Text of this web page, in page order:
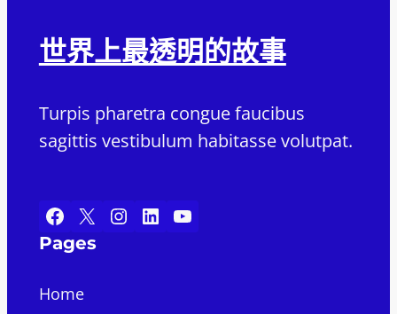
世界上最透明的故事
Turpis pharetra congue faucibus
sagittis vestibulum habitasse volutpat.
Facebook X Instagram LinkedIn YouTube
Pages
Home